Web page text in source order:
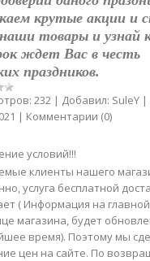
крутые акции и
товары и узнай
ждет Вас в честь
праздников.
232 | Добавил: SuleY |
| Комментарии (0)
условий!!!
клиенты нашего
услуга бесплатной
( Информация на главной
магазина, будет
время). Поэтому мы
цен на сайте. По